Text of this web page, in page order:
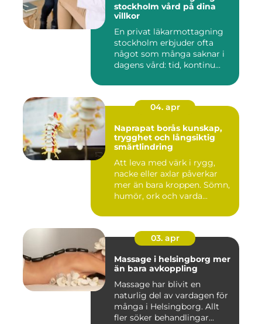
stockholm vård på dina
villkor
En privat läkarmottagning
stockholm erbjuder ofta
något som många saknar i
dagens vård: tid, kontinu...
04. apr
Naprapat borås kunskap,
trygghet och långsiktig
smärtlindring
Att leva med värk i rygg,
nacke eller axlar påverkar
mer än bara kroppen. Sömn,
humör, ork och varda...
03. apr
Massage i helsingborg mer
än bara avkoppling
Massage har blivit en
naturlig del av vardagen för
många i Helsingborg. Allt
fler söker behandlingar...